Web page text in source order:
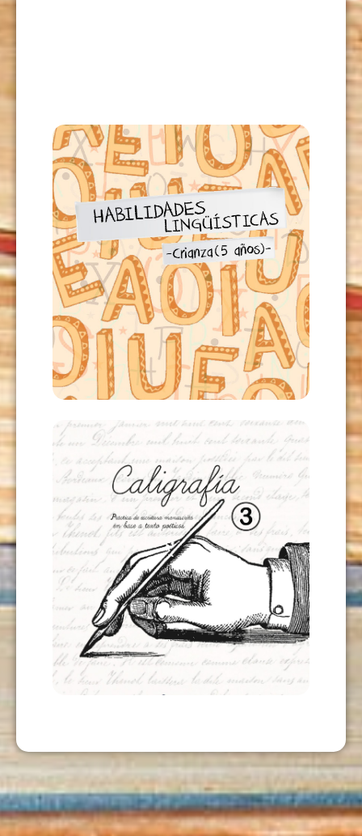
HABILIDADES LINGÜÍSTICAS
CRIANZA 5 AÑOS
USD12,00
AÑADIR AL CARRITO
CALIGRAFÍA 3
USD12,00
AÑADIR AL CARRITO